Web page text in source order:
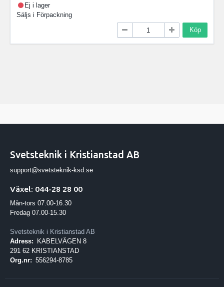
Ej i lager
Säljs i Förpackning
Köp
Svetsteknik i Kristianstad AB
support@svetsteknik-ksd.se
Växel: 044-28 28 00
Mån-tors 07.00-16.30
Fredag 07.00-15.30
Svetsteknik i Kristianstad AB
Adress: KABELVÄGEN 8
291 62 KRISTIANSTAD
Org.nr: 556294-8785